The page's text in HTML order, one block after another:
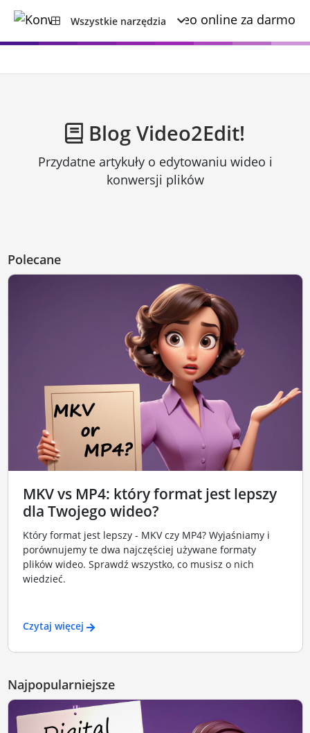
Wszystkie narzędzia
Blog Video2Edit!
Przydatne artykuły o edytowaniu wideo i
konwersji plików
Polecane
MKV vs MP4: który format jest lepszy
dla Twojego wideo?
Który format jest lepszy - MKV czy MP4? Wyjaśniamy i
porównujemy te dwa najczęściej używane formaty
plików wideo. Sprawdź wszystko, co musisz o nich
wiedzieć.
Czytaj więcej
Najpopularniejsze